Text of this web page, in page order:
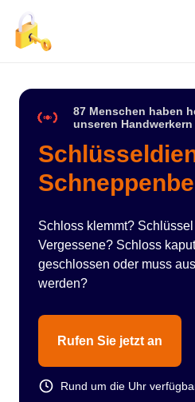
87 Menschen haben
unseren
Schloss klemmt?
Vergessene? Schloss
geschlossen oder muss
werden?
Rufen Sie jetzt an
Rund um die Uhr